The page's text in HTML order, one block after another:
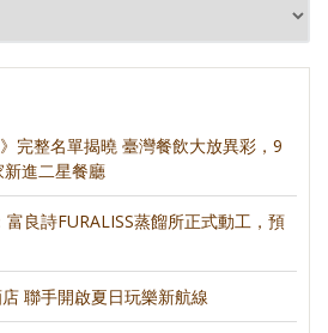
完整名單揭曉 臺灣餐飲大放異彩，9
進二星餐廳
良詩FURALISS蒸餾所正式動工，預
聯手開啟夏日玩樂新航線